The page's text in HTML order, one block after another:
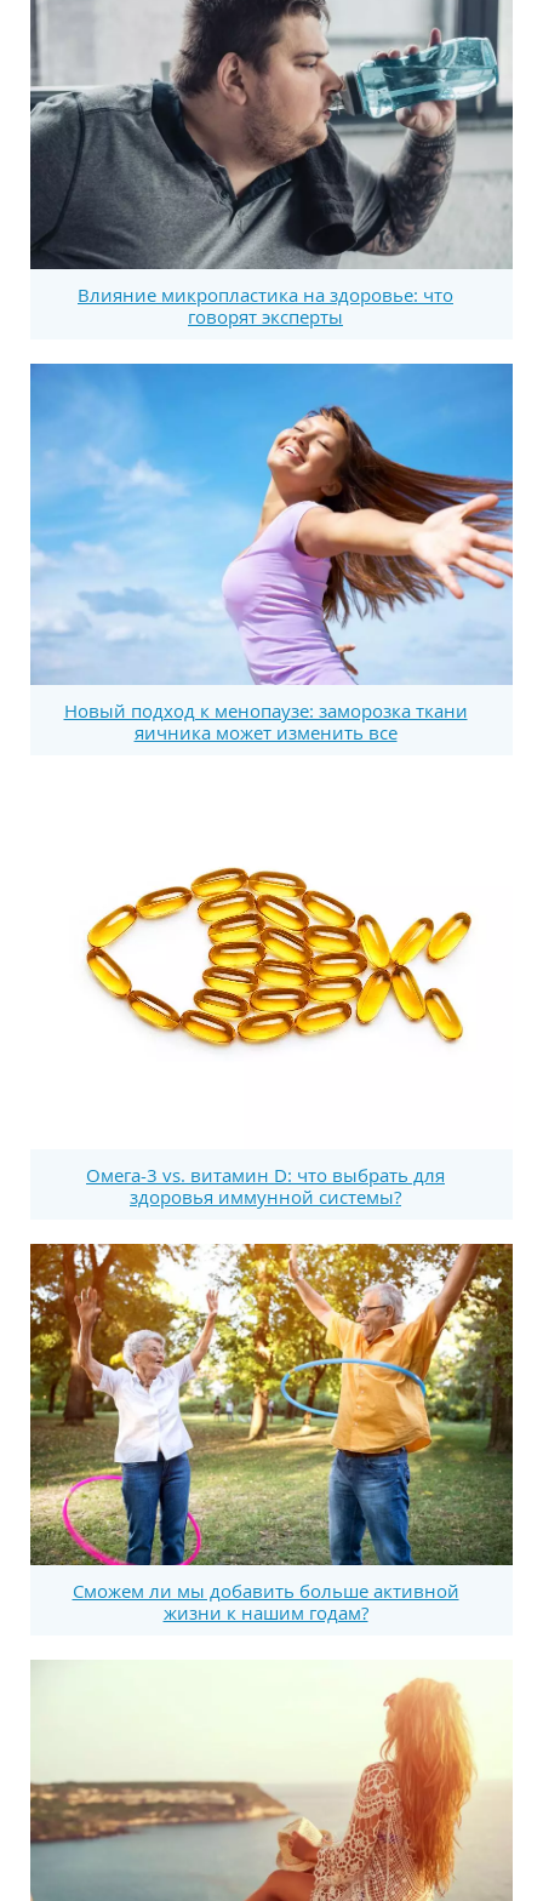
Влияние микропластика на здоровье: что
говорят эксперты
Новый подход к менопаузе: заморозка ткани
яичника может изменить все
Омега-3 vs. витамин D: что выбрать для
здоровья иммунной системы?
Сможем ли мы добавить больше активной
жизни к нашим годам?